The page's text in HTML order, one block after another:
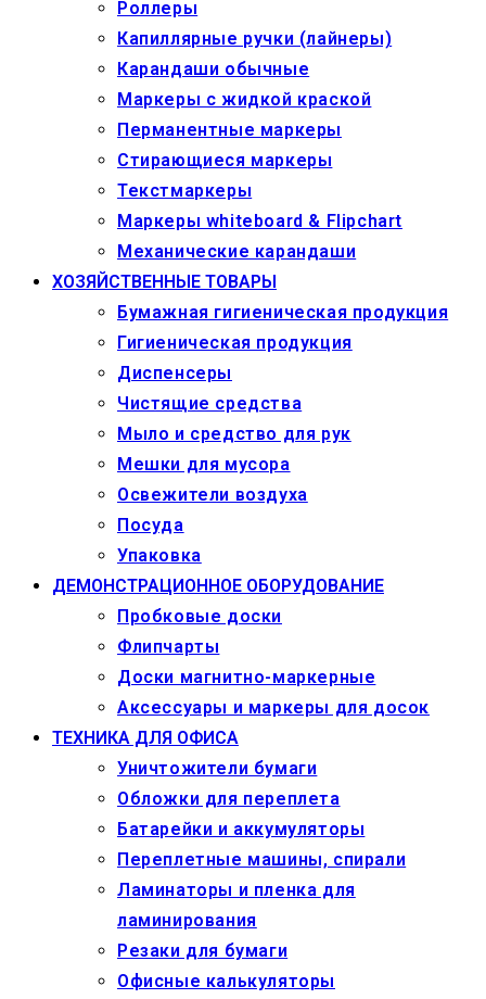
Роллеры
Капиллярные ручки (лайнеры)
Карандаши обычные
Маркеры c жидкой краской
Перманентные маркеры
Стирающиеся маркеры
Текстмаркеры
Маркеры whiteboard & Flipchart
Механические карандаши
ХОЗЯЙСТВЕННЫЕ ТОВАРЫ
Бумажная гигиеническая продукция
Гигиеническая продукция
Диспенсеры
Чистящие средства
Мыло и средство для рук
Мешки для мусора
Освежители воздуха
Посуда
Упаковка
ДЕМОНСТРАЦИОННОЕ ОБОРУДОВАНИЕ
Пробковые доски
Флипчарты
Доски магнитно-маркерные
Аксессуары и маркеры для досок
ТЕХНИКА ДЛЯ ОФИСА
Уничтожители бумаги
Обложки для переплета
Батарейки и аккумуляторы
Переплетные машины, спирали
Ламинаторы и пленка для
ламинирования
Резаки для бумаги
Офисные калькуляторы